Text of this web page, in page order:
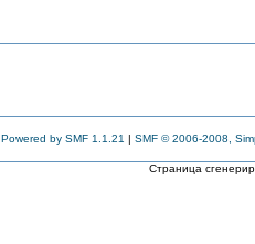
Powered by SMF 1.1.21 | SMF © 2006-2008,
Страница